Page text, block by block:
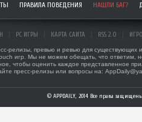
ПРАВИЛА ПОВЕДЕНИЯ НАШЛИ БАГ?
PC ИГРЫ КАРТА САЙТА RSS 2.0
релизы, превью и ревью для существующих
игр. Мы не можем обещать, что ответим,
чтобы оценить каждое представленное
пресс-релизы или вопросы на:
© APPDAILY, 2014 Все права